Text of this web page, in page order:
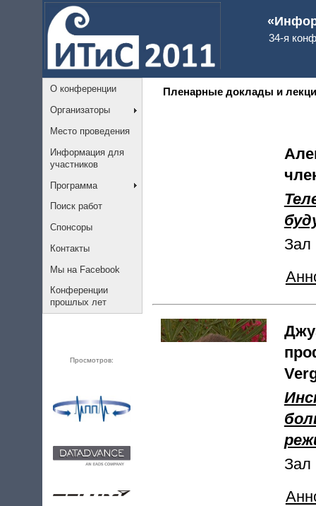
34-я
О конференции
Организаторы
Место проведения
Информация для
участников
Программа
Поиск работ
Спонсоры
Контакты
Мы на Facebook
Конференции
прошлых лет
Просмотров:
Пленарные доклады и
Зал
Зал